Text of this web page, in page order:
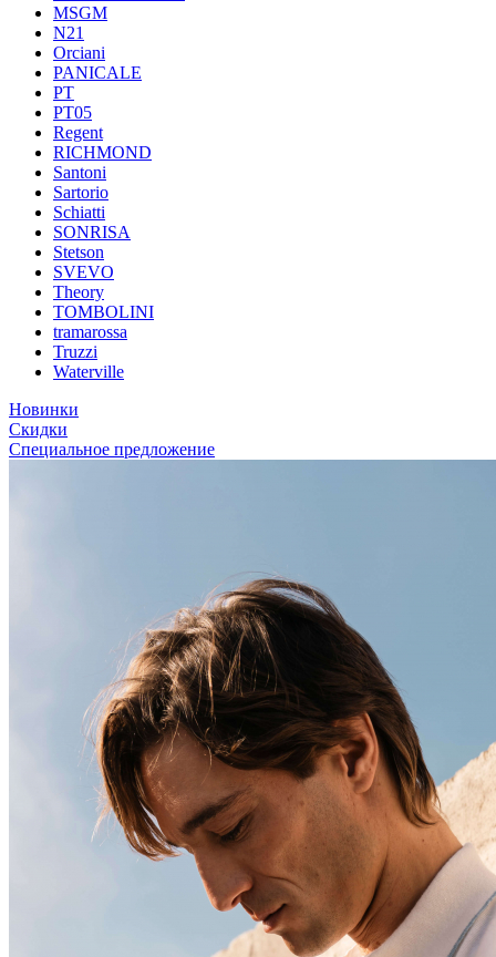
MSGM
N21
Orciani
PANICALE
PT
PT05
Regent
RICHMOND
Santoni
Sartorio
Schiatti
SONRISA
Stetson
SVEVO
Theory
TOMBOLINI
tramarossa
Truzzi
Waterville
Новинки
Скидки
Специальное предложение